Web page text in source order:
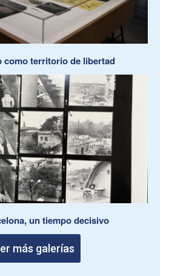
como territorio de libertad
un tiempo decisivo
más galerías